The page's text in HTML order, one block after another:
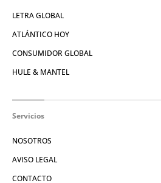
LETRA GLOBAL
ATLÁNTICO HOY
CONSUMIDOR GLOBAL
HULE & MANTEL
Servicios
NOSOTROS
AVISO LEGAL
CONTACTO